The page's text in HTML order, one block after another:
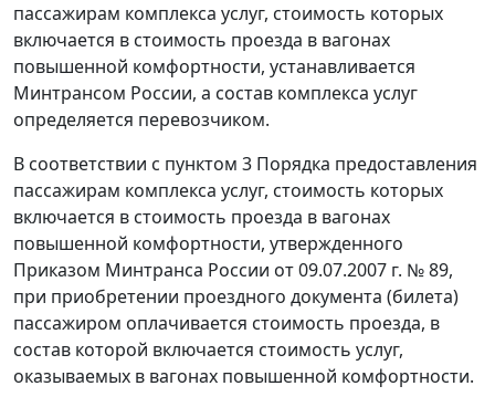
пассажирам комплекса услуг, стоимость которых
включается в стоимость проезда в вагонах
повышенной комфортности, устанавливается
Минтрансом России, а состав комплекса услуг
определяется перевозчиком.
В соответствии с пунктом 3 Порядка предоставления
пассажирам комплекса услуг, стоимость которых
включается в стоимость проезда в вагонах
повышенной комфортности, утвержденного
Приказом Минтранса России от 09.07.2007 г. № 89,
при приобретении проездного документа (билета)
пассажиром оплачивается стоимость проезда, в
состав которой включается стоимость услуг,
оказываемых в вагонах повышенной комфортности.